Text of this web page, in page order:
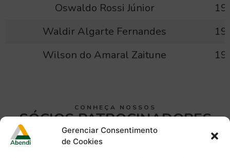
Gerenciar Consentimento
de Cookies
Oswaldo Rossi Júnior
Waldir Algarte Fernandes
Wilson do Amaral Zaitune
CONHEÇA NOSSOS
SÓCIOS PATROCINADORES